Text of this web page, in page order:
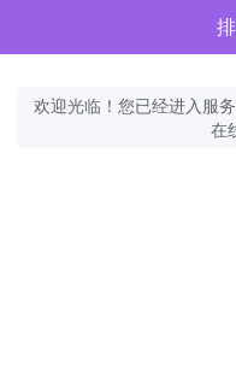
欢迎光临！您已经进入服
在